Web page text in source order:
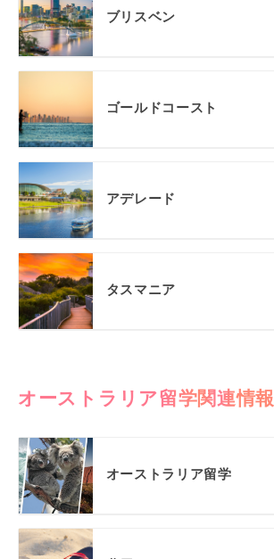
ブリスベン
ゴールドコースト
アデレード
タスマニア
オーストラリア留学関連情報
オーストラリア留学